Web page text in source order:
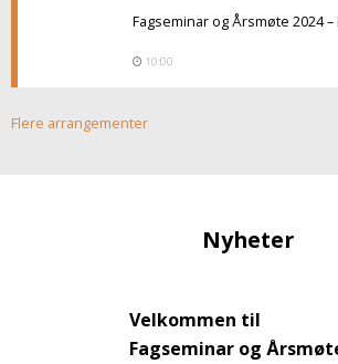
Fagseminar og Årsmøte 2024 –
10:00
Flere arrangementer
Nyheter
Velkommen til
Fagseminar og